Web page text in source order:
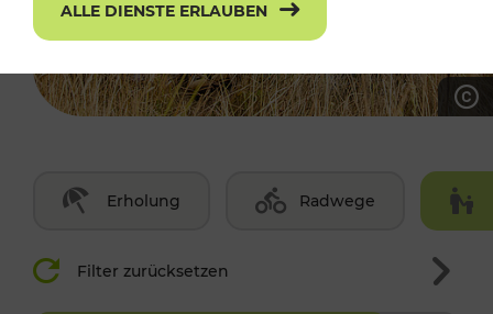
Erholung Radwege
Filter zurücksetzen
ALLE DIENSTE ERLAUBEN